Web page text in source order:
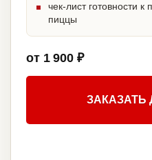
чек-лист готовности к
пиццы
от 1 900 ₽
ЗАКАЗАТЬ